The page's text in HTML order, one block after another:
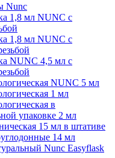
Nunc
1,8 мл NUNC с
1,8 мл NUNC с
NUNC 4,5 мл с
NUNC 5 мл
1 мл
в
упаковке 2 мл
15 мл в штативе
14 мл
Nunc Easyflask